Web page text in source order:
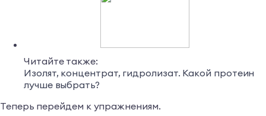
Читайте также:
Изолят, концентрат, гидролизат. Какой протеин
лучше выбрать?
Теперь перейдем к упражнениям.